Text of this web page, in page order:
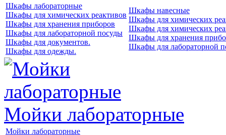
Шкафы лабораторные
Шкафы для химических реактивов
Шкафы для хранения приборов
Шкафы для лабораторной посуды
Шкафы для документов.
Шкафы для одежды.
Шкафы навесные
Шкафы для химических
Шкафы для химических
Шкафы для хранения
Шкафы для лабораторной
Мойки лабораторные
Мойки лабораторные